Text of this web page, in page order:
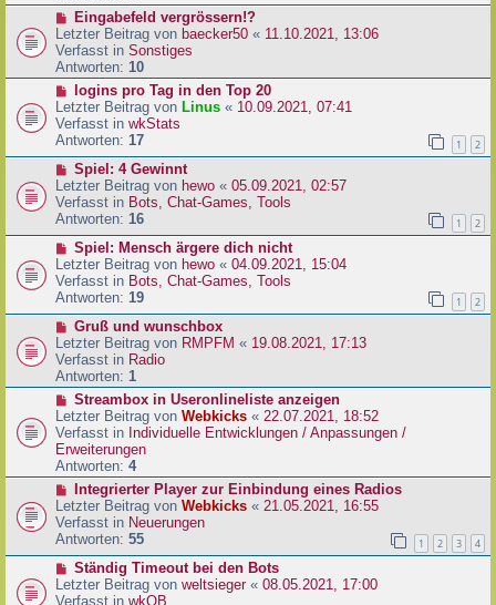
a
g
B
e
i
t
r
a
g
N
e
u
e
r
B
e
i
t
a
g
Eingabefeld vergrössern!?
Letzter Beitrag von baecker50 « 11.10.2021, 13:06
Verfasst in Sonstiges
Antworten: 10
N
e
u
e
r
B
e
i
t
r
a
g
logins pro Tag in den Top 20
Letzter Beitrag von Linus « 10.09.2021, 07:41
Verfasst in wkStats
Antworten: 17 1 2
N
e
u
e
r
B
e
i
t
r
a
g
Spiel: 4 Gewinnt
Letzter Beitrag von hewo « 05.09.2021, 02:57
Verfasst in Bots, Chat-Games, Tools
Antworten: 16 1 2
N
e
u
e
r
B
e
i
t
a
g
Spiel: Mensch ärgere dich nicht
Letzter Beitrag von hewo « 04.09.2021, 15:04
Verfasst in Bots, Chat-Games, Tools
Antworten: 19 1 2
N
e
u
e
r
B
e
i
t
r
a
g
Gruß und wunschbox
Letzter Beitrag von RMPFM « 19.08.2021, 17:13
Verfasst in Radio
Antworten: 1
N
e
u
e
r
B
e
i
t
r
a
g
Streambox in Useronlineliste anzeigen
Letzter Beitrag von Webkicks « 22.07.2021, 18:52
Verfasst in Individuelle Entwicklungen / Anpassungen /
Erweiterungen
Antworten: 4
N
e
u
e
r
B
e
Integrierter Player zur Einbindung eines Radios
Letzter Beitrag von Webkicks « 21.05.2021, 16:55
Verfasst in Neuerungen
Antworten: 55 1 2 3 4
N
e
u
Ständig Timeout bei den Bots
Letzter Beitrag von weltsieger« 08.05.2021, 17:00
Verfasst in wkQB